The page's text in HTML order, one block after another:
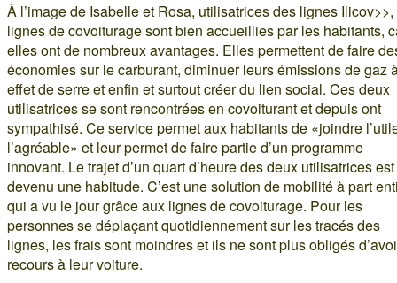
À l’image de Isabelle et Rosa, utilisatrices des lignes
lignes de covoiturage sont bien accueillies par les habitants,
elles ont de nombreux avantages. Elles permettent de faire
économies sur le carburant, diminuer leurs émissions de gaz
effet de serre et enfin et surtout créer du lien social. Ces deux
utilisatrices se sont rencontrées en covoiturant et depuis ont
sympathisé. Ce service permet aux habitants de «joindre
l’agréable» et leur permet de faire partie d’un programme
innovant. Le trajet d’un quart d’heure des deux utilisatrices est
devenu une habitude. C’est une solution de mobilité à part
qui a vu le jour grâce aux lignes de covoiturage. Pour les
personnes se déplaçant quotidiennement sur les tracés des
lignes, les frais sont moindres et ils ne sont plus obligés
recours à leur voiture.